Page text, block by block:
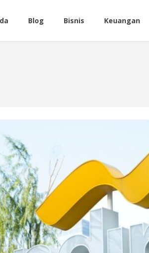
Blog Bisnis Keuangan